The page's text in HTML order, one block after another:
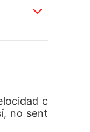
el reino
c
no sent